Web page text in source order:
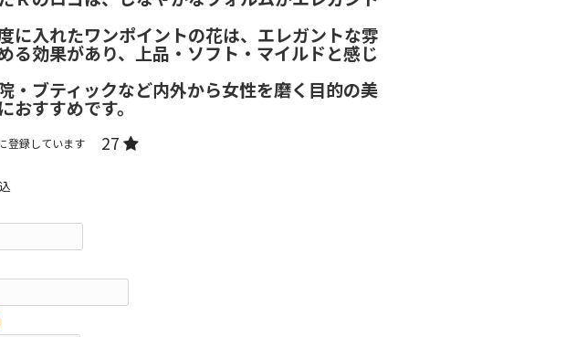
に入れたワンポイントの花は、エレガントな雰
る効果があり、上品・ソフト・マイルドと感じ
・ブティックなど内外から女性を磨く目的の美
おすすめです。
登録しています 27